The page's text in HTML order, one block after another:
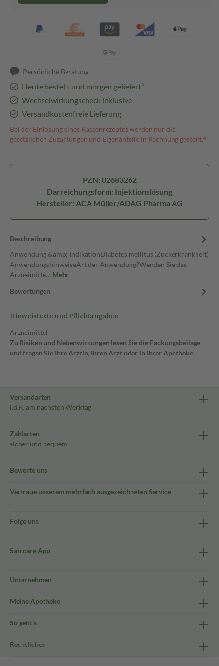
Persönliche Beratung
Heute bestellt und morgen geliefert³
Wechselwirkungscheck inklusive
Versandkostenfreie Lieferung
Bei der Einlösung eines Kassenrezeptes werden nur die
gesetzlichen Zuzahlungen und Eigenanteile in Rechnung gestellt.⁴
PZN: 02683262
Darreichungsform: Injektionslösung
Hersteller: ACA Müller/ADAG Pharma AG
Beschreibung
Anwendung &amp; IndikationDiabetes mellitus (Zuckerkrankheit)
AnwendungshinweiseArt der Anwendung?Wenden Sie das
Arzneimitte… Mehr
Bewertungen
Hinweistexte und Pflichtangaben
Arzneimittel
Zu Risiken und Nebenwirkungen lesen Sie die Packungsbeilage
und fragen Sie Ihre Ärztin, Ihren Arzt oder in Ihrer Apotheke.
Versandarten
i.d.R. am nächsten Werktag
Zahlarten
sicher und bequem
Bewerte uns
Vertraue unserem mehrfach ausgezeichneten Service
Folge uns
Sanicare App
Unternehmen
Meine Apotheke
So geht's
Rechtliches